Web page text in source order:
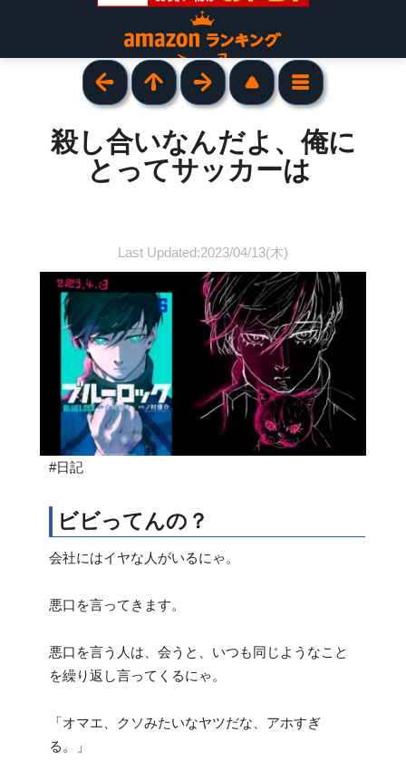
殺し合いなんだよ、俺に
とってサッカーは
Last Updated:2023/04/13(木)
#日記
ビビってんの？
会社にはイヤな人がいるにゃ。
悪口を言ってきます。
悪口を言う人は、会うと、いつも同じようなこと
を繰り返し言ってくるにゃ。
「オマエ、クソみたいなヤツだな、アホすぎ
る。」